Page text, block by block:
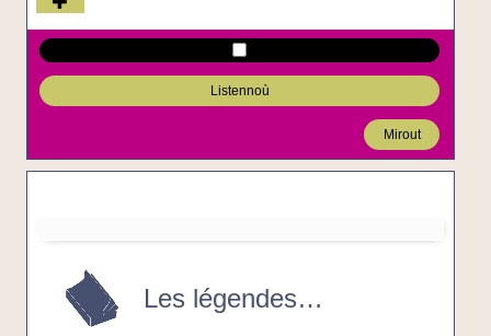
Listennoù
Mirout
-
Les légendes d'Ortie